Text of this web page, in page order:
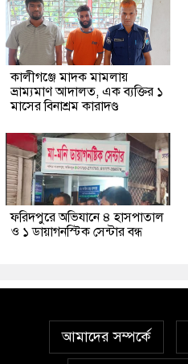
কালীগঞ্জে মাদক মামলায়
ভ্রাম্যমাণ আদালত, এক ব্যক্তির ১
মাসের বিনাশ্রম কারাদণ্ড
ফরিদপুরে অভিযানে ৪ হাসপাতাল
ও ১ ডায়াগনস্টিক সেন্টার বন্ধ
আমাদের সম্পর্কে